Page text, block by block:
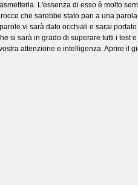
scatola di cioccolatini
L'essenza di esso è molto
che sarebbe stato pari a una
vi sarà dato occhiali e sarai
si sarà in grado di superare tutti i test
attenzione e intelligenza. Aprire il